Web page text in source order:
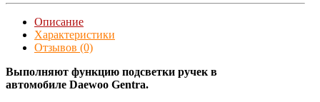
Описание
Характеристики
Отзывов (0)
Выполняют функцию подсветки ручек в
автомобиле Daewoo Gentra.